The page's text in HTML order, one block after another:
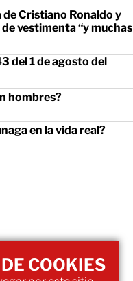
Cristiano Ronaldo y
vestimenta “y muchas
del 1 de agosto del
hombres?
en la vida real?
COOKIES